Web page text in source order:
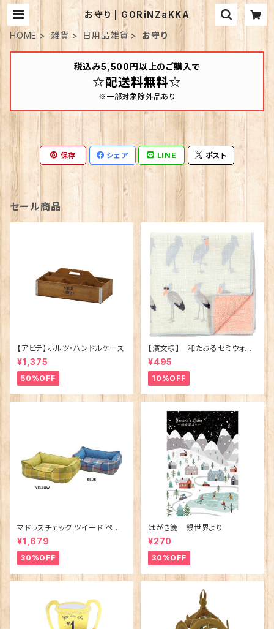
お守り | GORiNZaKKA
HOME
雑貨 日用品雑貨 お守り
税込み5,500円以上のご購入で
☆配送料無料☆
※一部対象除外品あり
保存 シェア LINE ポスト
セール商品
【アビテ】ホルツ・ハンドルケース
¥1,375
50%OFF
【濱文様】 和たおるセミウォッ
シュ ごきげんハシビロコウ
(日本製)
¥495
10%OFF
マドラスチェック ツイード ペット
ベッド（犬猫用）M
¥1,679
30%OFF
はがき箋 銀世界より
¥270
30%OFF